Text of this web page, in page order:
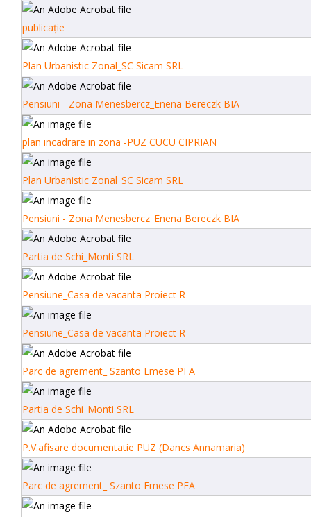
publicaţie
Plan Urbanistic Zonal_SC Sicam SRL
Pensiuni - Zona Menesbercz_Enena Bereczk BIA
plan incadrare in zona -PUZ CUCU CIPRIAN
Plan Urbanistic Zonal_SC Sicam SRL
Pensiuni - Zona Menesbercz_Enena Bereczk BIA
Partia de Schi_Monti SRL
Pensiune_Casa de vacanta Proiect R
Pensiune_Casa de vacanta Proiect R
Parc de agrement_ Szanto Emese PFA
Partia de Schi_Monti SRL
P.V.afisare documentatie PUZ (Dancs Annamaria)
Parc de agrement_ Szanto Emese PFA